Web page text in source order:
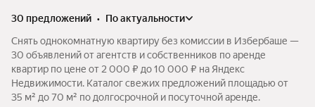
30 предложений •
по актуальности
Снять однокомнатную квартиру без комиссии в Избербаше —
30 объявлений от агентств и собственников по аренде
квартир по цене от 2 000 ₽ до 10 000 ₽ на Яндекс
Недвижимости. Каталог свежих предложений площадью от
35 м² до 70 м² по долгосрочной и посуточной аренде.